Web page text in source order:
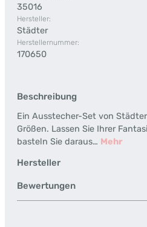
35016
Hersteller:
Städter
Herstellernummer:
170650
Beschreibung
Ein Ausstecher-Set von
Größen. Lassen Sie Ihrer
basteln Sie daraus… Mehr
Hersteller
Bewertungen